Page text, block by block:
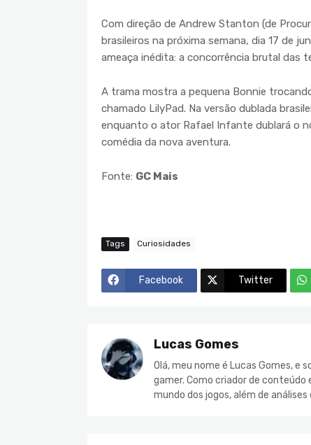
Com direção de Andrew Stanton (de
brasileiros na próxima semana, dia 17 de
ameaça inédita: a concorrência brutal das
A trama mostra a pequena Bonnie
chamado LilyPad. Na versão dublada
enquanto o ator Rafael Infante dublará o
comédia da nova aventura.
Fonte: GC Mais
Tags Curiosidades
Facebook Twitter
Lucas Gomes
Olá, meu nome é Lucas Gomes, e
gamer. Como criador de
mundo dos jogos, além de